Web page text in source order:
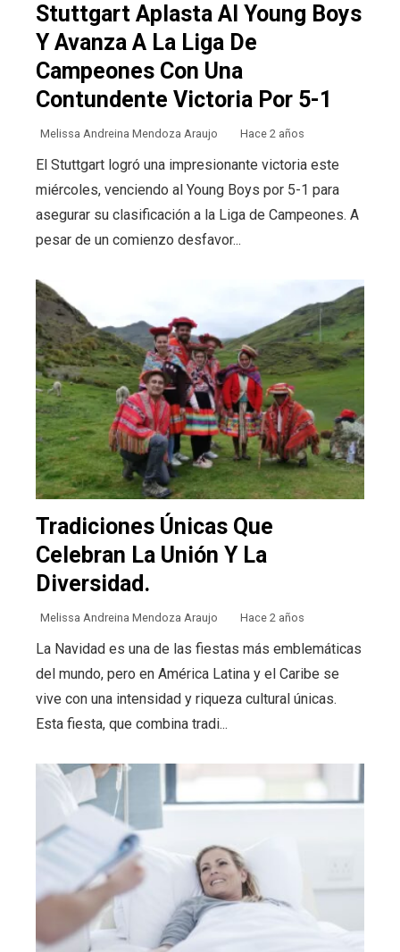
Stuttgart Aplasta Al Young Boys
Y Avanza A La Liga De
Campeones Con Una
Contundente Victoria Por 5-1
Melissa Andreina Mendoza Araujo Hace 2 años
El Stuttgart logró una impresionante victoria este
miércoles, venciendo al Young Boys por 5-1 para
asegurar su clasificación a la Liga de Campeones. A
pesar de un comienzo desfavor...
Tradiciones Únicas Que
Celebran La Unión Y La
Diversidad.
Melissa Andreina Mendoza Araujo Hace 2 años
La Navidad es una de las fiestas más emblemáticas
del mundo, pero en América Latina y el Caribe se
vive con una intensidad y riqueza cultural únicas.
Esta fiesta, que combina tradi...